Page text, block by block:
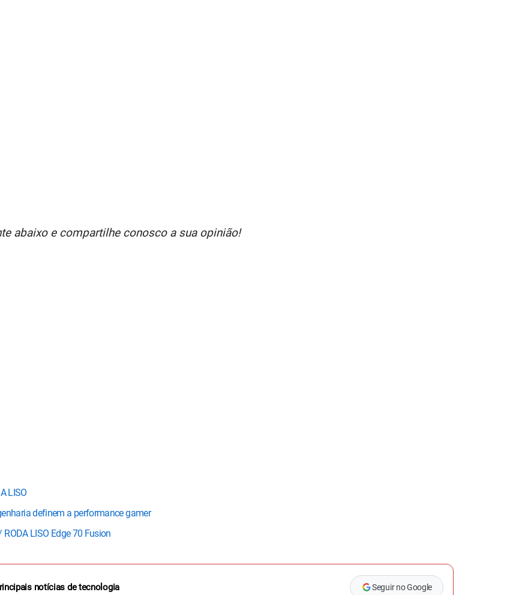
abaixo e compartilhe conosco a sua opinião!
LISO
definem a performance gamer
LISO Edge 70 Fusion
notícias de tecnologia Seguir no Google